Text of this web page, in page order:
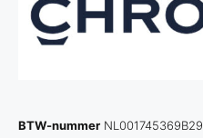
BTW-nummer NL001745369B29